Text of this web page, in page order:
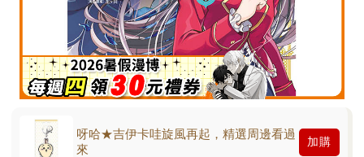
呀哈★吉伊卡哇旋風再起，精選周邊看過
來
加購